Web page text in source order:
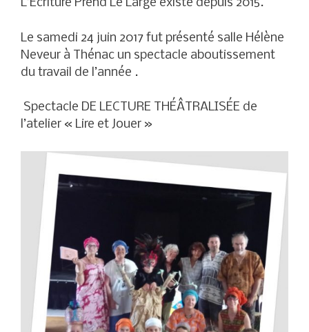
L’Écriture Prend Le Large existe depuis 2015.
Le samedi 24 juin 2017 fut présenté salle Hélène
Neveur à Thénac un spectacle aboutissement
du travail de l’année .
Spectacle DE LECTURE THÉÂTRALISÉE de
l’atelier « Lire et Jouer »